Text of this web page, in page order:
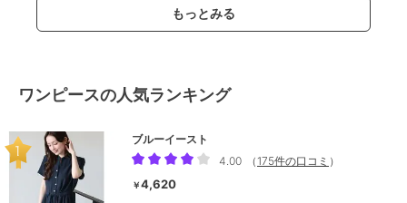
もっとみる
ワンピースの人気ランキング
ブルーイースト
4.00
（ 175件の口コミ ）
￥4,620